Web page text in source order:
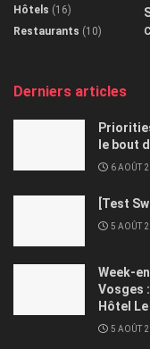
Hôtels (16)
Restaurants (10)
Derniers articles
le bout
6 AOÛT
[Test
5 AOÛT
Week-
Vosges
Hôtel
5 AOÛT